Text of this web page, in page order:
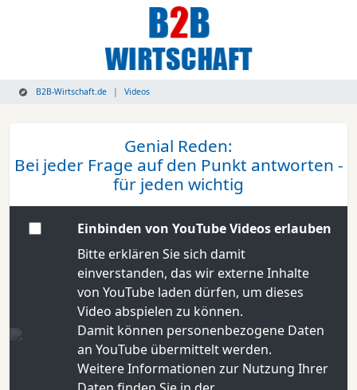
B2B-Wirtschaft.de Videos
Genial Reden:
Bei jeder Frage auf den Punkt antworten -
für jeden wichtig
Einbinden von YouTube Videos erlauben
Bitte erklären Sie sich damit
einverstanden, das wir externe Inhalte
von YouTube laden dürfen, um dieses
Video abspielen zu können.
Damit können personenbezogene Daten
an YouTube übermittelt werden.
Weitere Informationen zur Nutzung Ihrer